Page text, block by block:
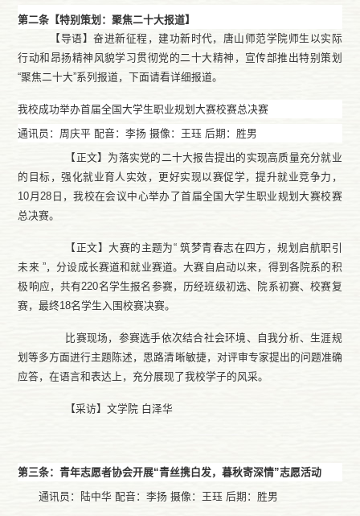
第二条【特别策划：聚焦二十大报道】
【导语】奋进新征程，建功新时代， 唐山师范学院师生以实际
行动和昂扬精神风貌学习贯彻党的二十大精神，宣传部推出特别策划
“聚焦二十大”系列报道，下面请看详细报道。
我校成功举办首届全国大学生职业规划大赛校赛总决赛
通讯员：周庆平 配音：李扬 摄像：王珏 后期：胜男
【正文】为落实党的二十大报告提出的实现高质量充分就业
的目标，强化就业育人实效，更好实现以赛促学，提升就业竞争力，
10月28日，我校在会议中心举办了首届全国大学生职业规划大赛校赛
总决赛。
【正文】大赛的主题为“ 筑梦青春志在四方，规划启航职引
未来 ”，分设成长赛道和就业赛道。大赛自启动以来，得到各院系的积
极响应，共有220名学生报名参赛，历经班级初选、院系初赛、校赛复
赛，最终18名学生入围校赛决赛。
比赛现场，参赛选手依次结合社会环境、自我分析、生涯规
划等多方面进行主题陈述，思路清晰敏捷，对评审专家提出的问题准确
应答，在语言和表达上，充分展现了我校学子的风采。
【采访】文学院 白泽华
第三条：青年志愿者协会开展“青丝携白发，暮秋寄深情”志愿活动
通讯员：陆中华 配音： 李扬 摄像：王珏 后期：胜男